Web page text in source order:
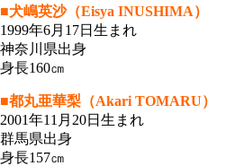
■犬嶋英沙（Eisya INUSHIMA）
1999年6月17日生まれ
神奈川県出身
身長160㎝
■都丸亜華梨（Akari TOMARU）
2001年11月20日生まれ
群馬県出身
身長157㎝